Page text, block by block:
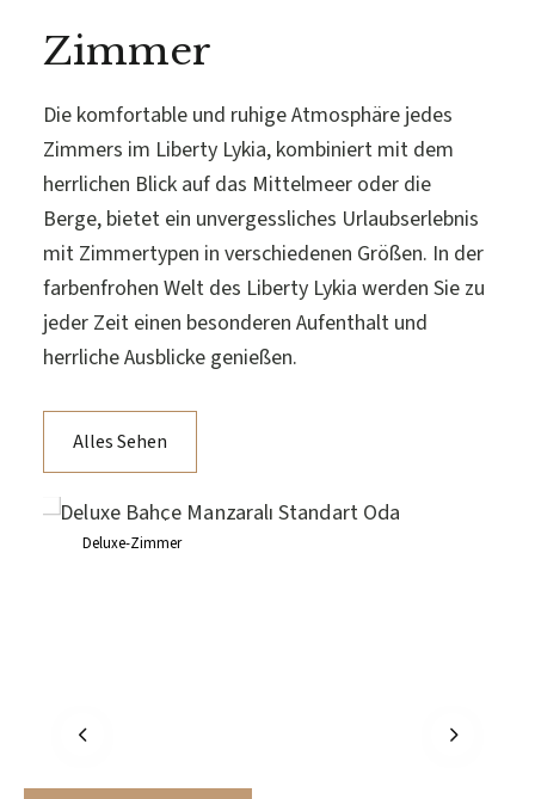
Zimmer
Die komfortable und ruhige Atmosphäre jedes
Zimmers im Liberty Lykia, kombiniert mit dem
herrlichen Blick auf das Mittelmeer oder die
Berge, bietet ein unvergessliches Urlaubserlebnis
mit Zimmertypen in verschiedenen Größen. In der
farbenfrohen Welt des Liberty Lykia werden Sie zu
jeder Zeit einen besonderen Aufenthalt und
herrliche Ausblicke genießen.
Alles Sehen
Deluxe-Zimmer